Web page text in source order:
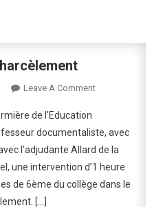
Leave A CommentOn
Lutte
Contre
Le
Harcèlement
de l’Education
documentaliste, avec
l’adjudante Allard de la
une intervention d’1 heure
de 6ème du collège dans le
[…]